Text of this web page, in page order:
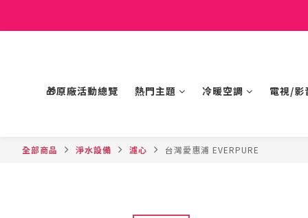
🎁原廠活動總覽 熱門主題 冷暖空調 電視/影
全部商品 淨水設備 濾心 台灣愛惠浦 EVERPURE